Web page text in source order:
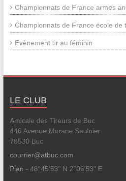
Championnats de France armes
Championnats de France école de
Evènement tir au féminin
LE CLUB
Amicale des Tireurs de Buc
446 Avenue Morane Saulnier
78530 Buc
courrier@atbuc.com
Plan - 48°45'53" N 2°06'53" E